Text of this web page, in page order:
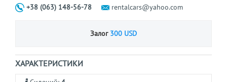
+38 (063) 148-56-78 rentalcars@yahoo.com
Залог 300 USD
ХАРАКТЕРИСТИКИ